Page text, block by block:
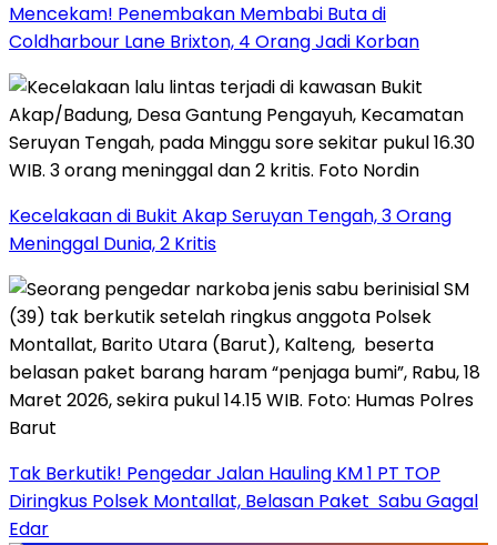
Mencekam! Penembakan Membabi Buta di
Coldharbour Lane Brixton, 4 Orang Jadi Korban
Kecelakaan di Bukit Akap Seruyan Tengah, 3 Orang
Meninggal Dunia, 2 Kritis
Tak Berkutik! Pengedar Jalan Hauling KM 1 PT TOP
Diringkus Polsek Montallat, Belasan Paket Sabu Gagal
Edar